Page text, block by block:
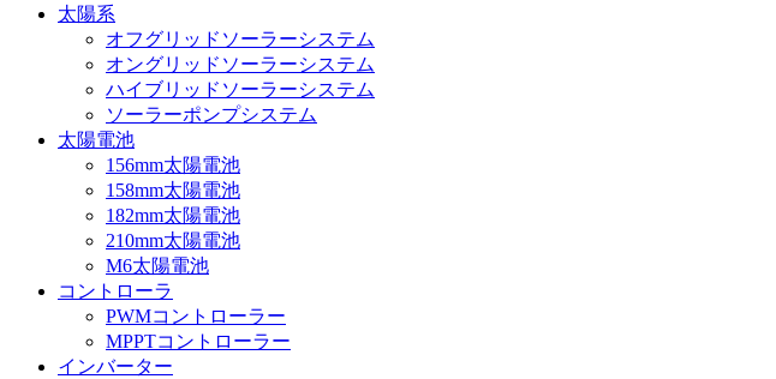
太陽系
オフグリッドソーラーシステム
オングリッドソーラーシステム
ハイブリッドソーラーシステム
ソーラーポンプシステム
太陽電池
156mm太陽電池
158mm太陽電池
182mm太陽電池
210mm太陽電池
M6太陽電池
コントローラ
PWMコントローラー
MPPTコントローラー
インバーター